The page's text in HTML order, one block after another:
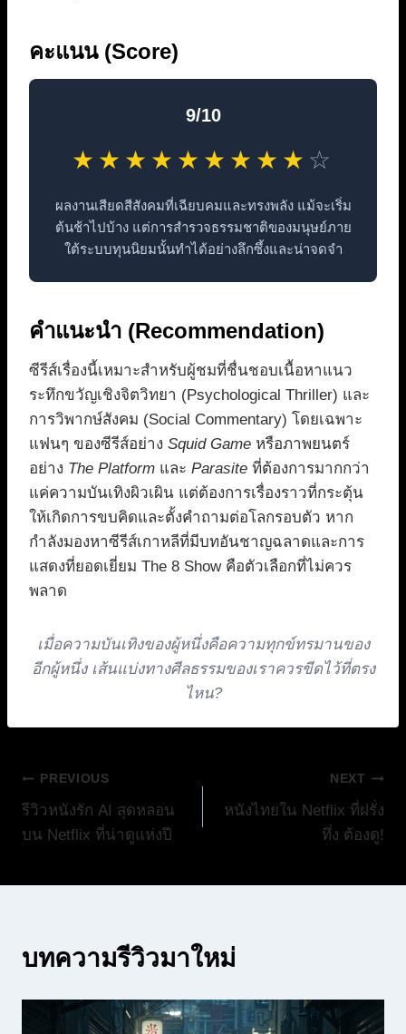
คะแนน (Score)
9/10
★ ★ ★ ★ ★ ★ ★ ★ ★ ☆
ผลงานเสียดสีสังคมที่เฉียบคมและทรงพลัง แม้จะเริ่ม
ต้นช้าไปบ้าง แต่การสำรวจธรรมชาติของมนุษย์ภาย
ใต้ระบบทุนนิยมนั้นทำได้อย่างลึกซึ้งและน่าจดจำ
คำแนะนำ (Recommendation)
ซีรีส์เรื่องนี้เหมาะสำหรับผู้ชมที่ชื่นชอบเนื้อหาแนว
ระทึกขวัญเชิงจิตวิทยา (Psychological Thriller) และ
การวิพากษ์สังคม (Social Commentary) โดยเฉพาะ
แฟนๆ ของซีรีส์อย่าง Squid Game หรือภาพยนตร์
อย่าง The Platform และ Parasite ที่ต้องการมากกว่า
แค่ความบันเทิงผิวเผิน แต่ต้องการเรื่องราวที่กระตุ้น
ให้เกิดการขบคิดและตั้งคำถามต่อโลกรอบตัว หาก
กำลังมองหาซีรีส์เกาหลีที่มีบทอันชาญฉลาดและการ
แสดงที่ยอดเยี่ยม The 8 Show คือตัวเลือกที่ไม่ควร
พลาด
เมื่อความบันเทิงของผู้หนึ่งคือความทุกข์ทรมานของ
อีกผู้หนึ่ง เส้นแบ่งทางศีลธรรมของเราควรขีดไว้ที่ตรง
ไหน?
แนะแนว
เรื่อง
PREVIOUS
รีวิวหนังรัก AI สุดหลอน
บน Netflix ที่น่าดูแห่งปี
NEXT
หนังไทยใน Netflix ที่ฝรั่ง
ทึ่ง ต้องดู!
บทความรีวิวมาใหม่